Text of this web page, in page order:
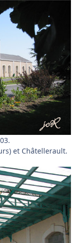
et Châtellerault.